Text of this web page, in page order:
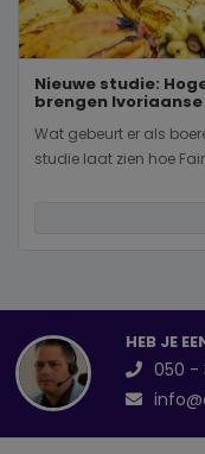
Nieuwe studie:
brengen
Wat gebeurt er als
studie laat zien hoe
HEB JE
050 -